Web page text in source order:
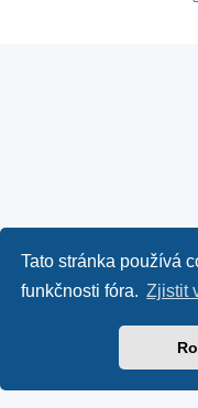
Tato stránka používá
funkčnosti fóra. Zjistit